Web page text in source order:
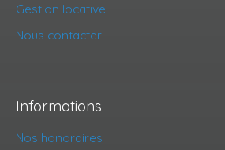
Gestion locative
Nous contacter
Informations
Nos honoraires